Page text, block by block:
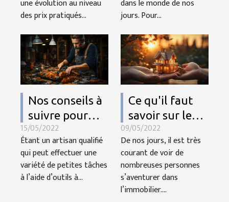
une évolution au niveau
des prix pratiqués...
dans le monde de nos
jours. Pour...
Nos conseils à
suivre pour
devenir un
bricoleur
15/05/2022
Étant un artisan qualifié
qui peut effectuer une
variété de petites tâches
à l’aide d’outils à...
Ce qu'il faut
savoir sur le
vendeur de
bien
immobilier
09/05/2022
De nos jours, il est très
courant de voir de
nombreuses personnes
s’aventurer dans
l’immobilier....